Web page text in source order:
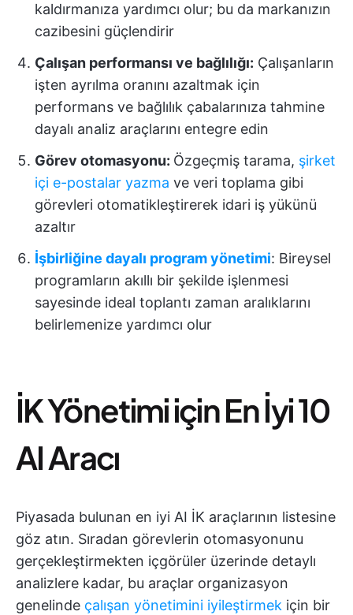
kaldırmanıza yardımcı olur; bu da markanızın
cazibesini güçlendirir
Çalışan performansı ve bağlılığı: Çalışanların
işten ayrılma oranını azaltmak için
performans ve bağlılık çabalarınıza tahmine
dayalı analiz araçlarını entegre edin
Görev otomasyonu: Özgeçmiş tarama, şirket
içi e-postalar yazma ve veri toplama gibi
görevleri otomatikleştirerek idari iş yükünü
azaltır
İşbirliğine dayalı program yönetimi: Bireysel
programların akıllı bir şekilde işlenmesi
sayesinde ideal toplantı zaman aralıklarını
belirlemenize yardımcı olur
İK Yönetimi için En İyi 10
AI Aracı
Piyasada bulunan en iyi AI İK araçlarının listesine
göz atın. Sıradan görevlerin otomasyonunu
gerçekleştirmekten içgörüler üzerinde detaylı
analizlere kadar, bu araçlar organizasyon
genelinde çalışan yönetimini iyileştirmek için bir